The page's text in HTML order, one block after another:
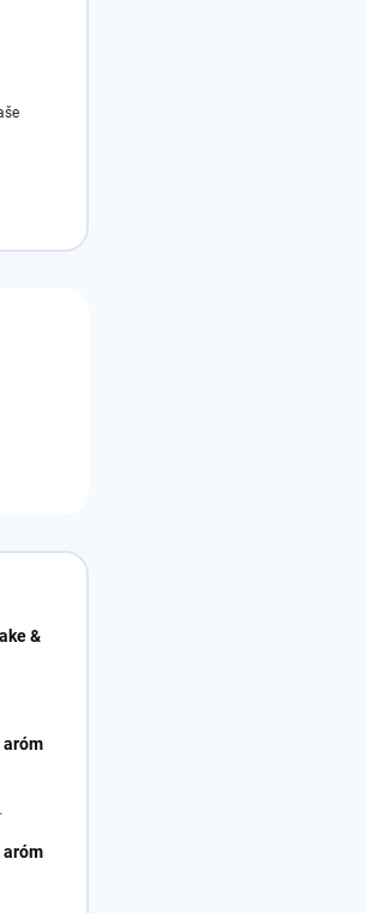
&
aróm
aróm